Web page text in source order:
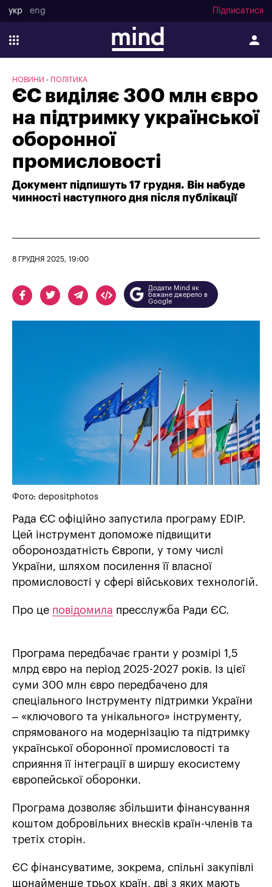
укр eng Підписатися
НОВИНИ ПОЛІТИКА
ЄС виділяє 300 млн євро
на підтримку української
оборонної
промисловості
Документ підпишуть 17 грудня. Він набуде
чинності наступного дня після публікації
8 ГРУДНЯ 2025, 19:00
Додати Mind як
бажане джерело в
Google
Фото: depositphotos
Рада ЄС офіційно запустила програму EDIP.
Цей інструмент допоможе підвищити
обороноздатність Європи, у тому числі
України, шляхом посилення її власної
промисловості у сфері військових технологій.
Про це повідомила пресслужба Ради ЄС.
Програма передбачає гранти у розмірі 1,5
млрд євро на період 2025-2027 років. Із цієї
суми 300 млн євро передбачено для
спеціального Інструменту підтримки України
– «ключового та унікального» інструменту,
спрямованого на модернізацію та підтримку
української оборонної промисловості та
сприяння її інтеграції в ширшу екосистему
європейської оборонки.
Програма дозволяє збільшити фінансування
коштом добровільних внесків країн-членів та
третіх сторін.
ЄС фінансуватиме, зокрема, спільні закупівлі
щонайменше трьох країн, дві з яких мають